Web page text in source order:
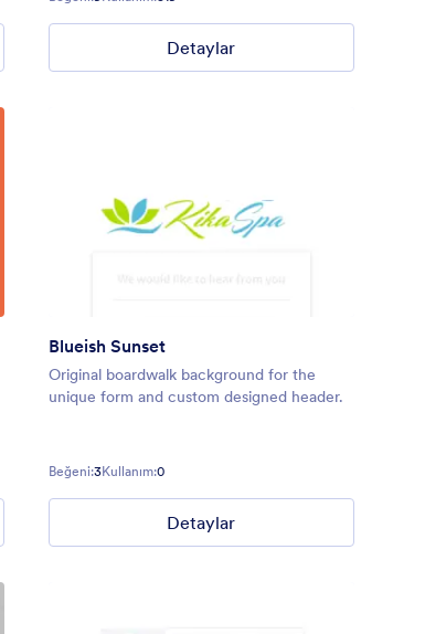
Detaylar
Blueish Sunset
Original boardwalk background for the
unique form and custom designed header.
Beğeni:3Kullanım:0
Detaylar